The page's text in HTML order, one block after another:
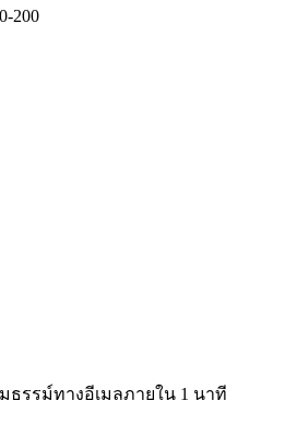
200
ธรรม์ทางอีเมลภายใน 1 นาที